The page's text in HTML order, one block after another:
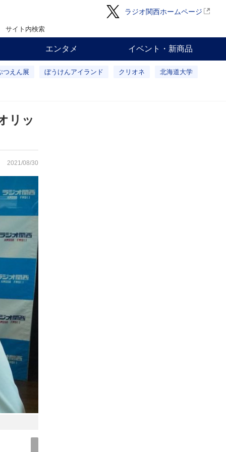
ラジオ関西ホームページ
サイト内検索
エンタメ イベント・新商品
つえん展 ぼうけんアイランド クリオネ 北海道大学
リッ
2021/08/30